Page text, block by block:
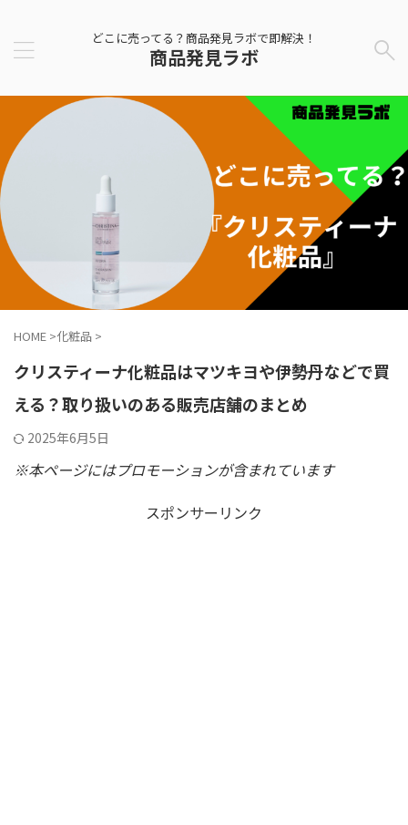
どこに売ってる？商品発見ラボで即解決！
商品発見ラボ
HOME >化粧品 >
クリスティーナ化粧品はマツキヨや伊勢丹などで買
える？取り扱いのある販売店舗のまとめ
2025年6月5日
※本ページにはプロモーションが含まれています
スポンサーリンク